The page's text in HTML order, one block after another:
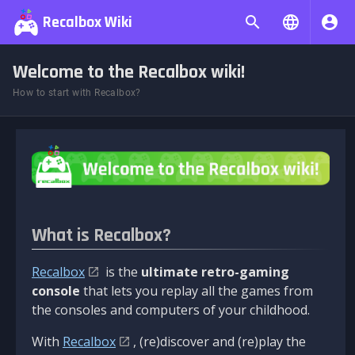
Recalbox Wiki
Welcome to the Recalbox wiki!
How to start with Recalbox?
What is Recalbox?
Recalbox is the ultimate retro-gaming
console that lets you replay all the games from
the consoles and computers of your childhood.
With Recalbox
, (re)discover and (re)play the